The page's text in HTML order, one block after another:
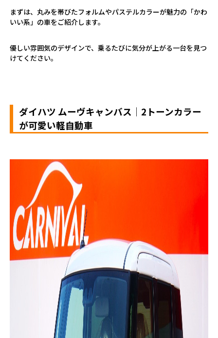
まずは、丸みを帯びたフォルムやパステルカラーが魅力の「かわ
いい系」の車をご紹介します。
優しい雰囲気のデザインで、乗るたびに気分が上がる一台を見つ
けてください。
ダイハツ ムーヴキャンバス｜2トーンカラー
が可愛い軽自動車